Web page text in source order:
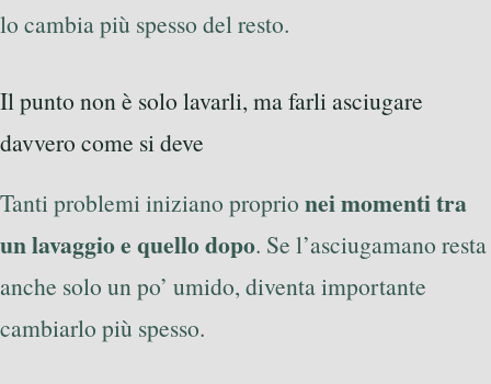
lo cambia più spesso del resto.
Il punto non è solo lavarli, ma farli asciugare
davvero come si deve
Tanti problemi iniziano proprio nei momenti tra
un lavaggio e quello dopo. Se l’asciugamano resta
anche solo un po’ umido, diventa importante
cambiarlo più spesso.